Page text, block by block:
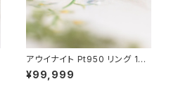
アウイナイト Pt950 リング 10
号（JK6900）
¥99,999